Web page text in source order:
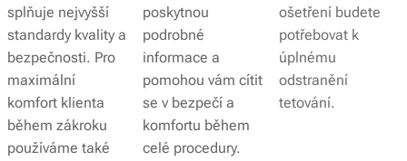
splňuje nejvyšší
standardy kvality a
bezpečnosti. Pro
maximální
komfort klienta
během zákroku
používáme také
poskytnou
podrobné
informace a
pomohou vám cítit
se v bezpečí a
komfortu během
celé procedury.
ošetření budete
potřebovat k
úplnému
odstranění
tetování.